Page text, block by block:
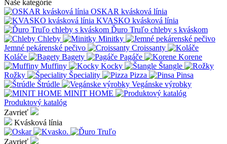
Naše kategórie
OSKAR kvásková línia
KVASKO kvásková línia
Ďuro Truľo chleby s kváskom
Chleby
Minitky
Jemné pekárenské pečivo
Croissanty
Koláče
Bagety Pagáče
Korene
Muffiny
Kocky
Štangle
Rožky
Špeciality Pizza
Pinsa
Štrúdle
Vegánske výrobky
MINIT HOME
Produktový katalóg
Zavrieť
Kvásková línia
Zavrieť